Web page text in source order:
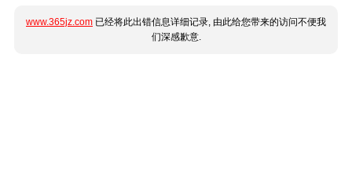
www.365jz.com 已经将此出错信息详细记录, 由此给您带来的访问不便我
们深感歉意.